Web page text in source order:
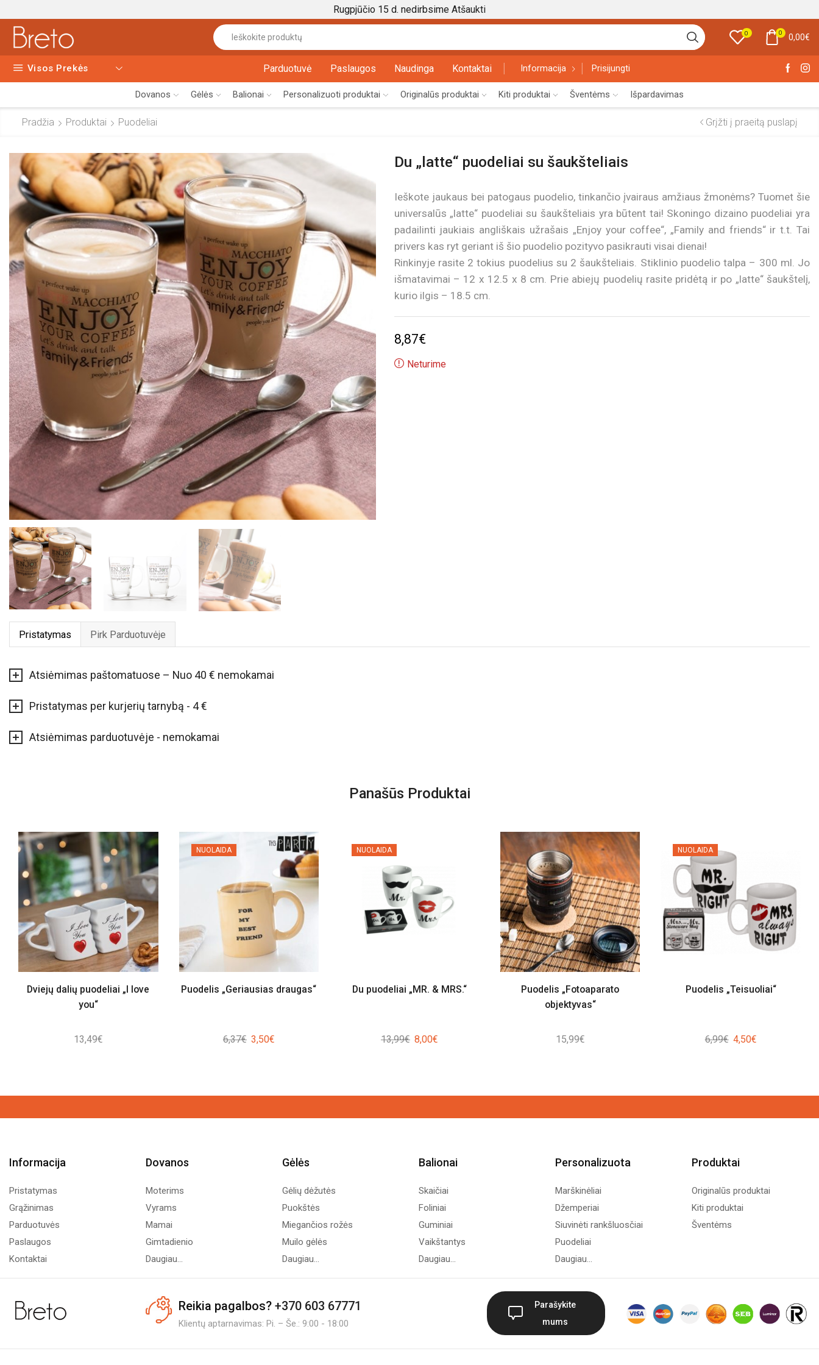
Rugpjūčio 15 d. nedirbsime Atšaukti
input
0 0 0,00€
Visos Prekės Parduotuvė Paslaugos Naudinga Kontaktai Informacija Prisijungti
Dovanos Gėlės Balionai Personalizuoti produktai Originalūs produktai Kiti produktai Šventėms Išpardavimas
Pradžia Produktai Puodeliai Grįžti į praeitą puslapį
Du „latte“ puodeliai su šaukšteliais
Ieškote jaukaus bei patogaus puodelio, tinkančio įvairaus amžiaus žmonėms? Tuomet šie
universalūs „latte“ puodeliai su šaukšteliais yra būtent tai! Skoningo dizaino puodeliai yra
padailinti jaukiais angliškais užrašais „Enjoy your coffee“, „Family and friends“ ir t.t. Tai
privers kas ryt geriant iš šio puodelio pozityvo pasikrauti visai dienai!
Rinkinyje rasite 2 tokius puodelius su 2 šaukšteliais. Stiklinio puodelio talpa – 300 ml. Jo
išmatavimai – 12 x 12.5 x 8 cm. Prie abiejų puodelių rasite pridėtą ir po „latte“ šaukštelį,
kurio ilgis – 18.5 cm.
8,87€
Neturime
Pristatymas Pirk Parduotuvėje
Atsiėmimas paštomatuose – Nuo 40 € nemokamai
Pristatymas per kurjerių tarnybą - 4 €
Atsiėmimas parduotuvėje - nemokamai
Panašūs Produktai
Dviejų dalių puodeliai „I love
you“
13,49€
NUOLAIDA
Puodelis „Geriausias draugas“
6,37€ Original
3,50€Current
NUOLAIDA
Du puodeliai „MR. & MRS.“
13,99€ Original
8,00€Current
Puodelis „Fotoaparato
objektyvas“
15,99€
NUOLAIDA
Puodelis „Teisuoliai“
6,99€ Original
4,50€Current
Informacija
Pristatymas
Grąžinimas
Parduotuvės
Paslaugos
Kontaktai
Dovanos
Moterims
Vyrams
Mamai
Gimtadienio
Daugiau...
Gėlės
Gėlių dėžutės
Puokštės
Miegančios rožės
Muilo gėlės
Daugiau...
Balionai
Skaičiai
Foliniai
Guminiai
Vaikštantys
Daugiau...
Personalizuota
Marškinėliai
Džemperiai
Siuvinėti rankšluosčiai
Puodeliai
Daugiau...
Produktai
Originalūs produktai
Kiti produktai
Šventėms
Reikia pagalbos? +370 603 67771
Klientų aptarnavimas: Pi. – Še.: 9:00 - 18:00
Parašykite
mums